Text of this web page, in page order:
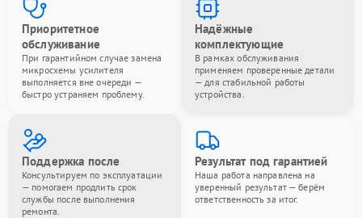
Приоритетное
обслуживание
При гарантийном случае замена
микросхемы усилителя
выполняется вне очереди —
быстро устраняем проблему.
Надёжные
комплектующие
В рамках обслуживания
применяем проверенные детали
— для стабильной работы
устройства.
Поддержка после
Консультируем по эксплуатации
— помогаем продлить срок
службы после выполнения
ремонта.
Результат под гарантией
Наша работа направлена на
уверенный результат — берём
ответственность за итог.